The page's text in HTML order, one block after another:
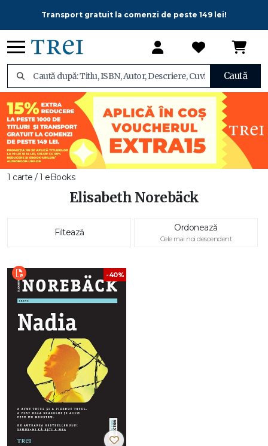
Transport gratuit la comenzi de peste 149 lei!
Caută
1 carte / 1 eBooks
Elisabeth Norebäck
Filtează Ordonează
Cele mai noi descendent
-40%